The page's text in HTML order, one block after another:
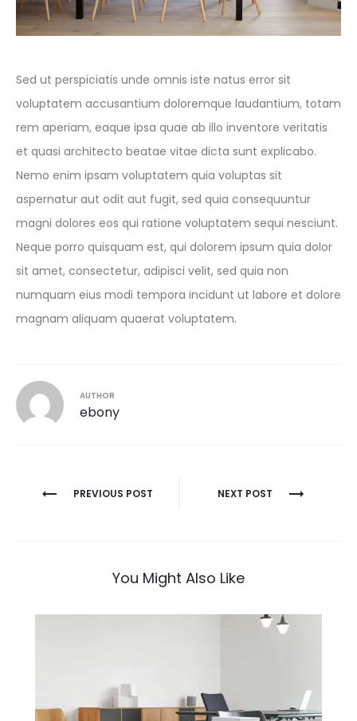
Sed ut perspiciatis unde omnis iste natus error sit
voluptatem accusantium doloremque laudantium, totam
rem aperiam, eaque ipsa quae ab illo inventore veritatis
et quasi architecto beatae vitae dicta sunt explicabo.
Nemo enim ipsam voluptatem quia voluptas sit
aspernatur aut odit aut fugit, sed quia consequuntur
magni dolores eos qui ratione voluptatem sequi nesciunt.
Neque porro quisquam est, qui dolorem ipsum quia dolor
sit amet, consectetur, adipisci velit, sed quia non
numquam eius modi tempora incidunt ut labore et dolore
magnam aliquam quaerat voluptatem.
AUTHOR
ebony
Post
PREVIOUS POST NEXT POST
You Might Also Like